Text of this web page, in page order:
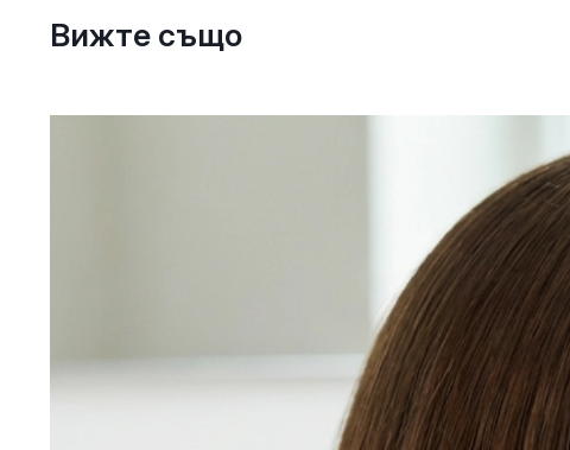
Вижте също